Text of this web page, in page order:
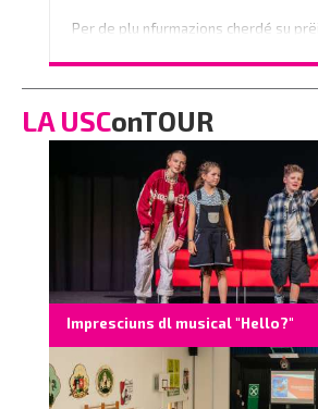
Per de plu nfurmazions cherdé su
o scrì na e-mail a
info@vinaholz.com
LA USConTOUR
Impresciuns dl musical "Hello?"